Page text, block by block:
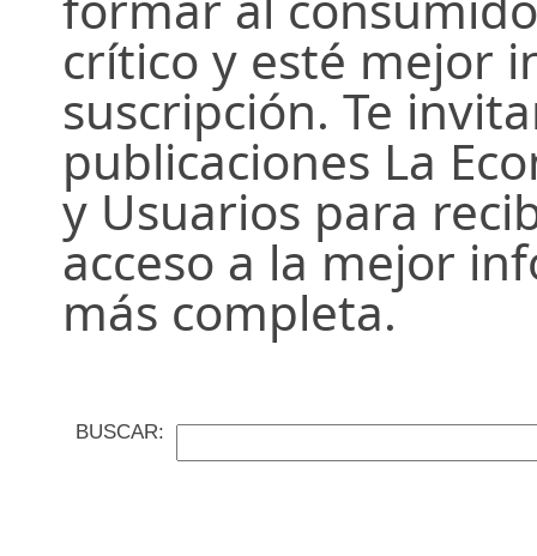
crítico y esté mejor
suscripción. Te
publicaciones La
y Usuarios para
acceso a la mejor
más completa.
BUSCAR: